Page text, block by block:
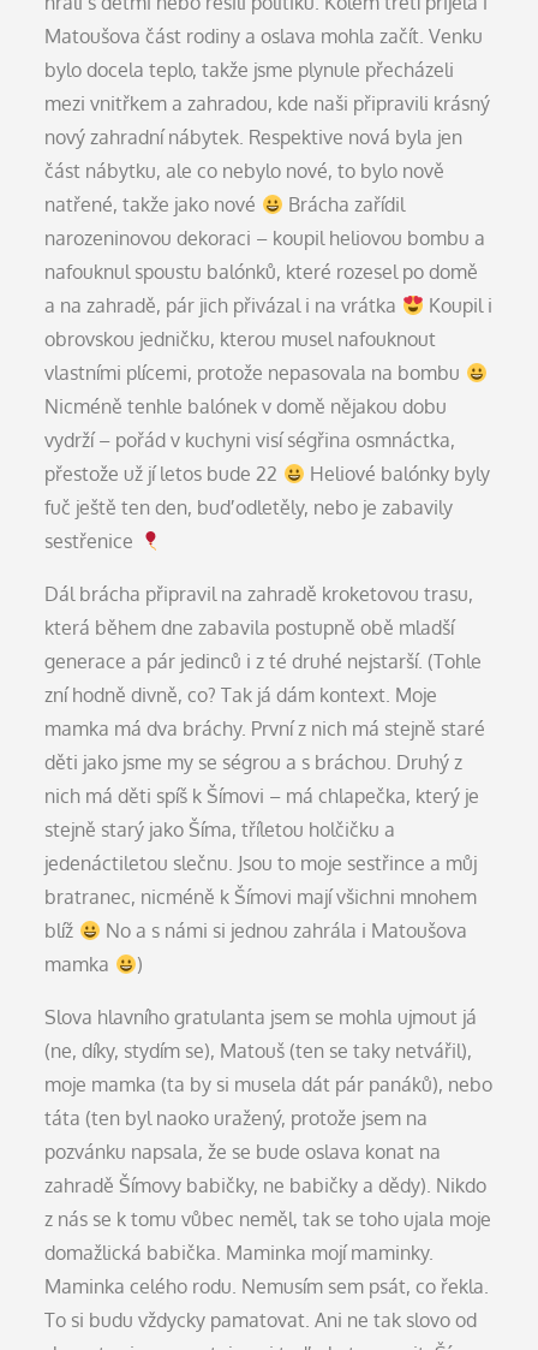
Matoušova část rodiny a oslava mohla začít. Venku
bylo docela teplo, takže jsme plynule přecházeli
mezi vnitřkem a zahradou, kde naši připravili krásný
nový zahradní nábytek. Respektive nová byla jen
část nábytku, ale co nebylo nové, to bylo nově
natřené, takže jako nové
Brácha zařídil
narozeninovou dekoraci – koupil heliovou bombu a
nafouknul spoustu balónků, které rozesel po domě
a na zahradě, pár jich přivázal i na vrátka
Koupil i
obrovskou jedničku, kterou musel nafouknout
vlastními plícemi, protože nepasovala na bombu
Nicméně tenhle balónek v domě nějakou dobu
vydrží – pořád v kuchyni visí ségřina osmnáctka,
přestože už jí letos bude 22
Heliové balónky byly
fuč ještě ten den, buď odletěly, nebo je zabavily
sestřenice
Dál brácha připravil na zahradě kroketovou trasu,
která během dne zabavila postupně obě mladší
generace a pár jedinců i z té druhé nejstarší. (Tohle
zní hodně divně, co? Tak já dám kontext. Moje
mamka má dva bráchy. První z nich má stejně staré
děti jako jsme my se ségrou a s bráchou. Druhý z
nich má děti spíš k Šímovi – má chlapečka, který je
stejně starý jako Šíma, tříletou holčičku a
jedenáctiletou slečnu. Jsou to moje sestřince a můj
bratranec, nicméně k Šímovi mají všichni mnohem
blíž
No a s námi si jednou zahrála i Matoušova
mamka
)
Slova hlavního gratulanta jsem se mohla ujmout já
(ne, díky, stydím se), Matouš (ten se taky netvářil),
moje mamka (ta by si musela dát pár panáků), nebo
táta (ten byl naoko uražený, protože jsem na
pozvánku napsala, že se bude oslava konat na
zahradě Šímovy babičky, ne babičky a dědy). Nikdo
z nás se k tomu vůbec neměl, tak se toho ujala moje
domažlická babička. Maminka mojí maminky.
Maminka celého rodu. Nemusím sem psát, co řekla.
To si budu vždycky pamatovat. Ani ne tak slovo od